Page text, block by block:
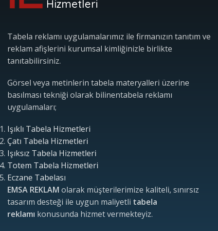
Hizmetleri
Tabela reklamı uygulamalarımız ile firmanızın tanıtım ve
reklam afişlerini kurumsal kimliğinizle birlikte
tanıtabilirsiniz.
Görsel veya metinlerin tabela materyalleri üzerine
basılması tekniği olarak bilinentabela reklamı
uygulamaları;
Işıklı Tabela Hizmetleri
Çatı Tabela Hizmetleri
Işıksız Tabela Hizmetleri
Totem Tabela Hizmetleri
Eczane Tabelası
EMSA REKLAM olarak müşterilerimize kaliteli, sınırsız
tasarım desteği ile uygun maliyetli tabela
reklamı konusunda hizmet vermekteyiz.